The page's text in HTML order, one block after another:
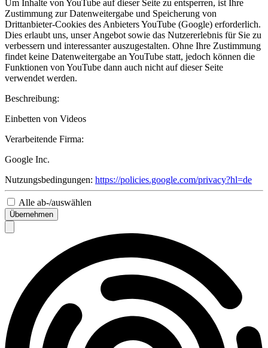
Um Inhalte von YouTube auf dieser Seite zu entsperren, ist Ihre
Zustimmung zur Datenweitergabe und Speicherung von
Drittanbieter-Cookies des Anbieters YouTube (Google) erforderlich.
Dies erlaubt uns, unser Angebot sowie das Nutzererlebnis für Sie zu
verbessern und interessanter auszugestalten. Ohne Ihre Zustimmung
findet keine Datenweitergabe an YouTube statt, jedoch können die
Funktionen von YouTube dann auch nicht auf dieser Seite
verwendet werden.
Beschreibung:
Einbetten von Videos
Verarbeitende Firma:
Google Inc.
Nutzungsbedingungen: https://policies.google.com/privacy?hl=de
Alle ab-/auswählen
Übernehmen